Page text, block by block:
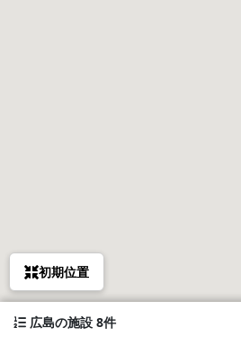
初期位置
広島の施設 8件1. 一棟貸し宿 凪nagi B